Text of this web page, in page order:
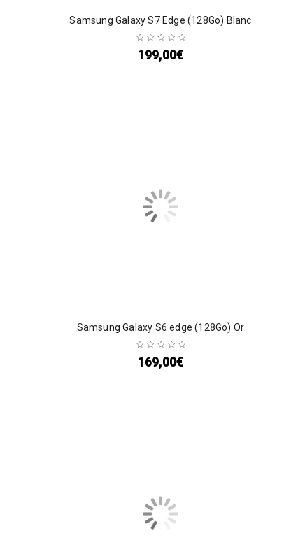
Samsung Galaxy S7 Edge (128Go) Blanc
199,00€
Samsung Galaxy S6 edge (128Go) Or
169,00€